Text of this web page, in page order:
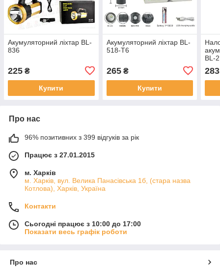
Акумуляторний ліхтар BL-
836
225 ₴
Купити
Акумуляторний ліхтар BL-
518-T6
265₴
Купити
BL-
283
Про нас
96% позитивних з 399 відгуків за рік
Працює з 27.01.2015
м. Харків
м. Харків, вул. Велика Панасівська 1б, (стара назва
Котлова), Харків, Україна
Контакти
Сьогодні працює з 10:00 до 17:00
Показати весь графік роботи
Про нас